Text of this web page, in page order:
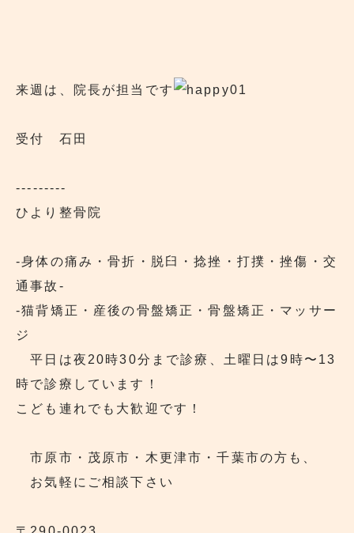
来週は、院長が担当です
受付 石田
---------
ひより整骨院
‐身体の痛み・骨折・脱臼・捻挫・打撲・挫傷・交
通事故‐
‐猫背矯正・産後の骨盤矯正・骨盤矯正・マッサー
ジ
平日は夜20時30分まで診療、土曜日は9時〜13
時で診療しています！
こども連れでも大歓迎です！
市原市・茂原市・木更津市・千葉市の方も、
お気軽にご相談下さい